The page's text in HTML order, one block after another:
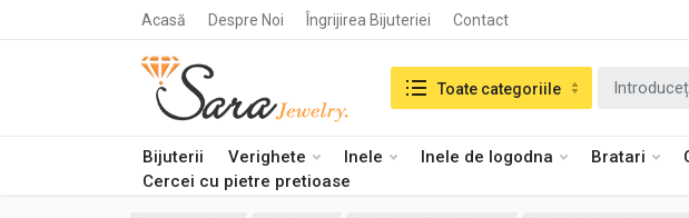
Acasă Despre Noi Îngrijirea Bijuteriei Contact
Bijuterii Verighete Inele Inele de logodna Bratari
Cercei cu pietre pretioase
Search in:Toate categoriile